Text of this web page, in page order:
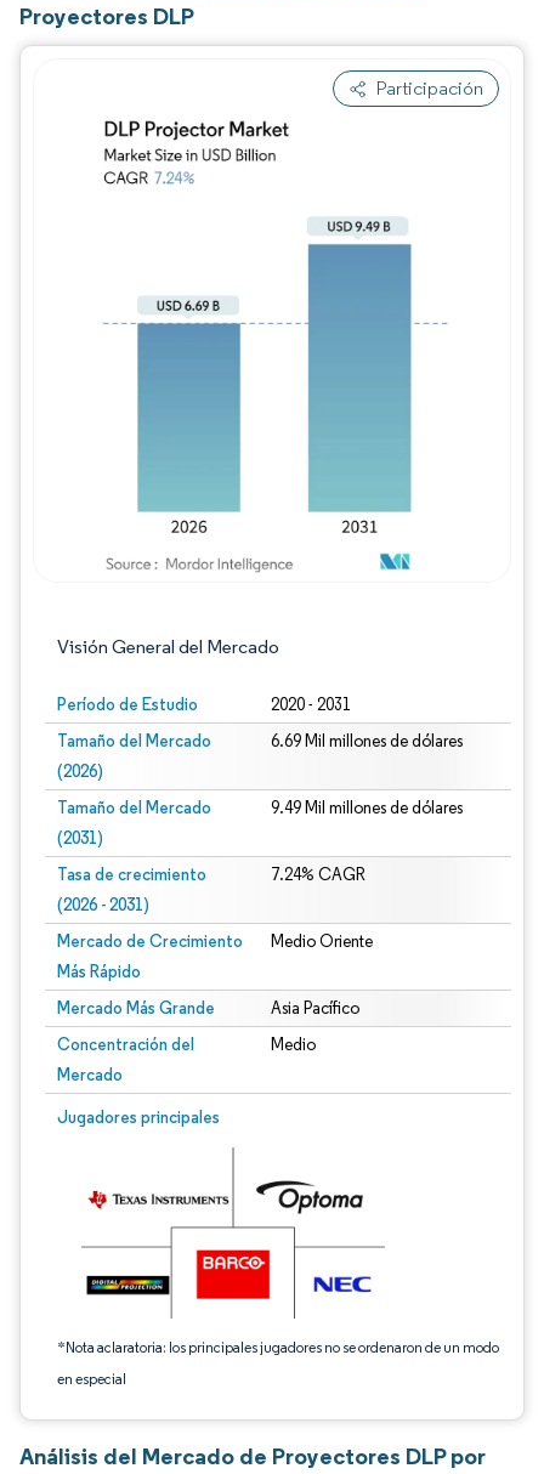
Proyectores DLP
Participación
Visión General del Mercado
Período de Estudio 2020 - 2031
Tamaño del Mercado
(2026)
6.69 Mil millones de dólares
Tamaño del Mercado
(2031)
9.49 Mil millones de dólares
Tasa de crecimiento
(2026 - 2031)
7.24% CAGR
Mercado de Crecimiento
Más Rápido
Medio Oriente
Mercado Más Grande Asia Pacífico
Concentración del
Mercado
Medio
Jugadores principales
*Nota aclaratoria: los principales jugadores no se ordenaron de un modo
en especial
Imagen © Mordor Intelligence. El uso requiere atribución según CC BY 4.0.
Análisis del Mercado de Proyectores DLP por